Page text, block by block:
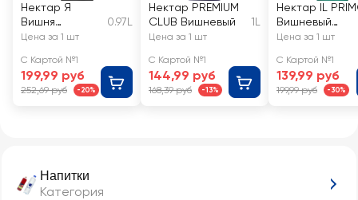
Напитки
Категория
Нектар Я
Вишня
осветленный
0.97L
Цена за 1 шт
С Картой №1
199,99 руб
252,69 руб -20%
Нектар PREMIUM
CLUB Вишневый
1L
Цена за 1 шт
С Картой №1
144,99 руб
168,39 руб -13%
Нектар IL
Вишневый
осветленный
Цена за 1 шт
С Картой №1
139,99 руб
199,99 руб -30%